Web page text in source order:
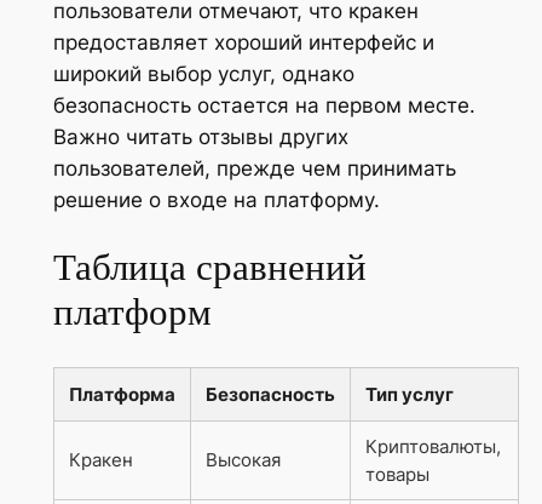
пользователи отмечают, что кракен
предоставляет хороший интерфейс и
широкий выбор услуг, однако
безопасность остается на первом месте.
Важно читать отзывы других
пользователей, прежде чем принимать
решение о входе на платформу.
Таблица сравнений
платформ
Платформа Безопасность Тип услуг
Кракен Высокая
Криптовалюты,
товары